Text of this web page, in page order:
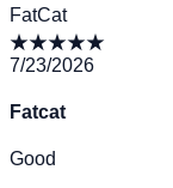
FatCat
★★★★★
7/23/2026
Fatcat
Good